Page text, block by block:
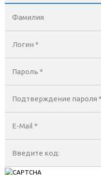
Фамилия
Логин *
Пароль *
Подтверждение пароля
E-Mail *
Введите код: